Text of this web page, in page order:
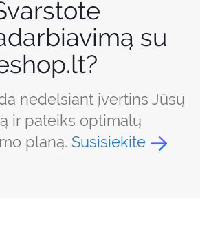
su
nedelsiant įvertins Jūsų
ir pateiks optimalų
planą. Susisiekite